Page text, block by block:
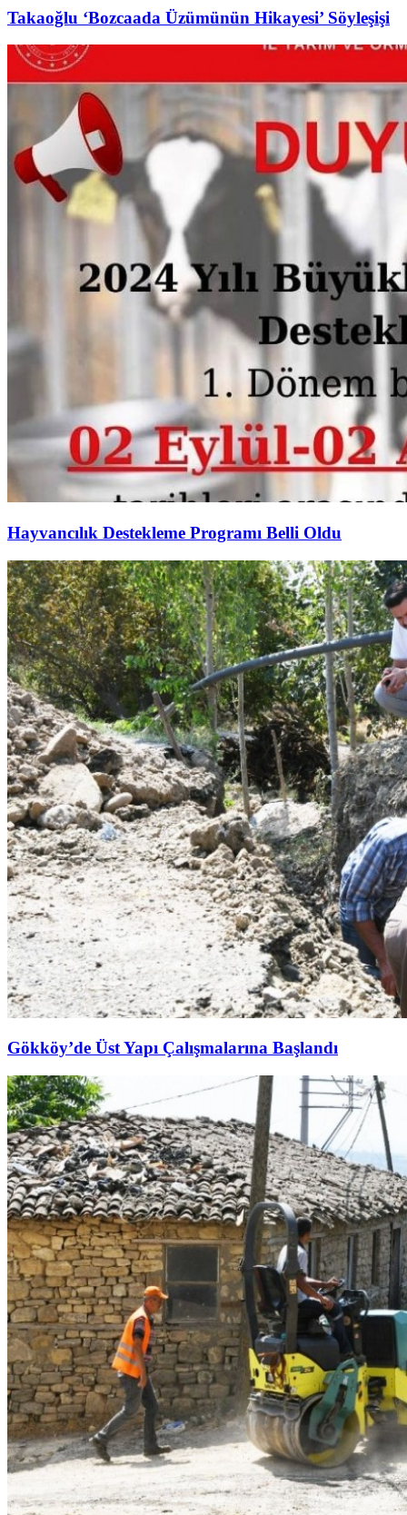
Takaoğlu ‘Bozcaada Üzümünün Hikayesi’ Söyleşişi
Hayvancılık Destekleme Programı Belli Oldu
Gökköy’de Üst Yapı Çalışmalarına Başlandı